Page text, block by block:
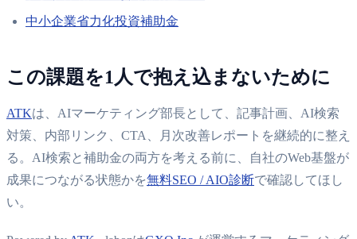
中小企業省力化投資補助金
この課題を1人で抱え込まないために
ATKは、AIマーケティング部長として、記事計画、AI検索
対策、内部リンク、CTA、月次改善レポートを継続的に整え
る。AI検索と補助金の両方を考える前に、自社のWeb基盤が
成果につながる状態かを無料SEO / AIO診断で確認してほし
い。